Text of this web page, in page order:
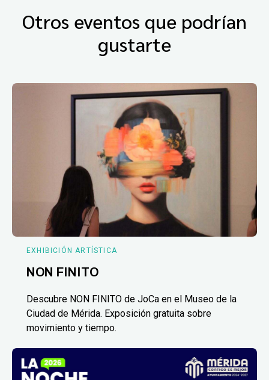
Otros eventos que podrían
gustarte
EXHIBICIÓN ARTÍSTICA
NON FINITO
Descubre NON FINITO de JoCa en el Museo de la
Ciudad de Mérida. Exposición gratuita sobre
movimiento y tiempo.